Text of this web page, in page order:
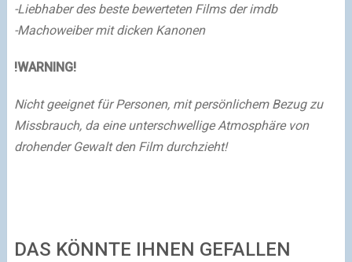
-Liebhaber des beste bewerteten Films der imdb
-Machoweiber mit dicken Kanonen
!WARNING!
Nicht geeignet für Personen, mit persönlichem Bezug zu
Missbrauch, da eine unterschwellige Atmosphäre von
drohender Gewalt den Film durchzieht!
DAS KÖNNTE IHNEN GEFALLEN